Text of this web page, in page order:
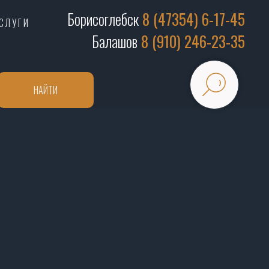
Борисоглебск8 (47354) 6-17-45
Балашов 8 (910) 246-23-35
НАЙТИ